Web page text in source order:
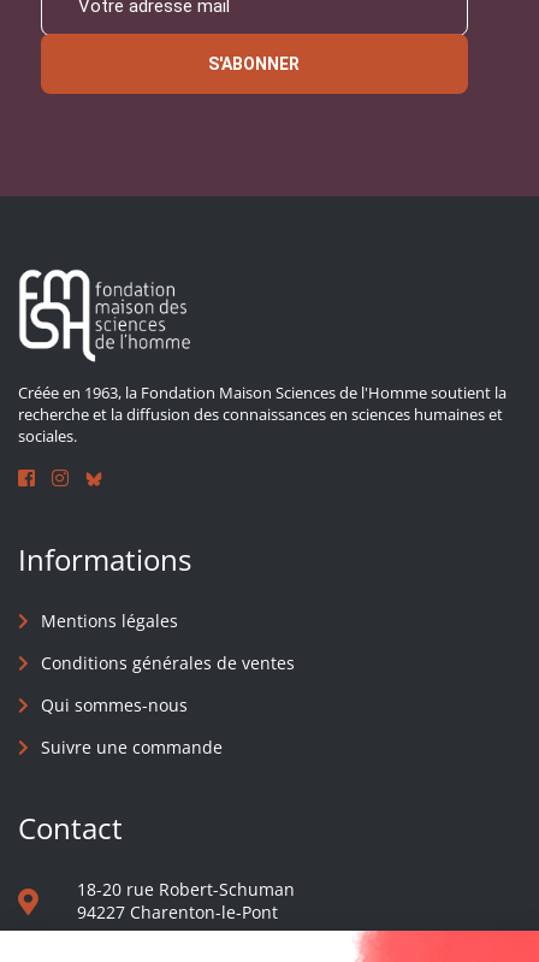
S'ABONNER
Créée en 1963, la Fondation Maison Sciences de l'Homme soutient la
recherche et la diffusion des connaissances en sciences humaines et
sociales.
Informations
Mentions légales
Conditions générales de ventes
Qui sommes-nous
Suivre une commande
Contact
18-20 rue Robert-Schuman
94227 Charenton-le-Pont